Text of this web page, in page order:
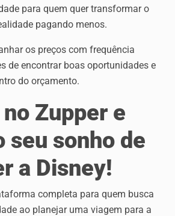
para quem quer transformar o
pagando menos.
os preços com frequência
de encontrar boas oportunidades e
do orçamento.
Zupper e
seu sonho de
a Disney!
completa para quem busca
ao planejar uma viagem para a